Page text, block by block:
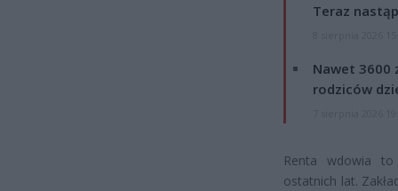
Teraz
Nawet 3600
rodziców
Renta wdowia to
ostatnich lat.